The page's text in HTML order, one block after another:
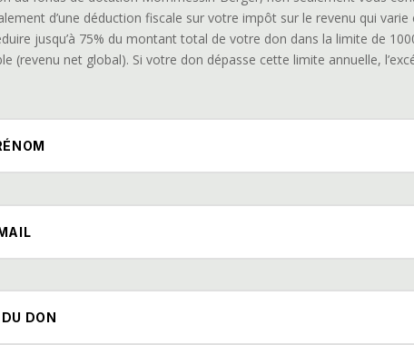
d’une déduction fiscale sur votre impôt sur le revenu qui
jusqu’à 75% du montant total de votre don dans la limite de
(revenu net global). Si votre don dépasse cette limite annuelle,